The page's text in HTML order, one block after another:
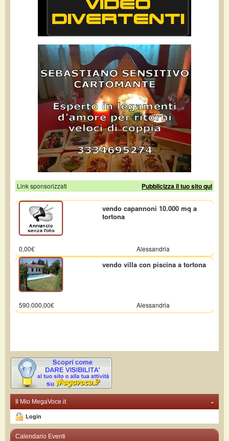
Link sponsorizzati Pubblicizza il tuo sito qui
vendo capannoni 10.000 mq a
tortona
0,00€ Alessandria
vendo villa con piscina a tortona
590.000,00€ Alessandria
-
Il Mio MegaVoce.it
Login
Calendario Eventi